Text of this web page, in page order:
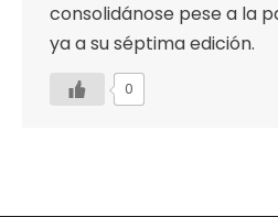
consolidánose pese a la
ya a su séptima edición.
0